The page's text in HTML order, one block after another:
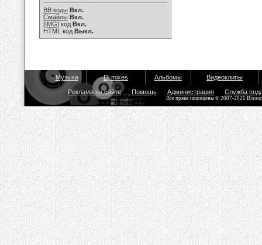
BB коды Вкл.
Смайлы Вкл.
[IMG] код Вкл.
HTML код Выкл.
Музыка Dj mixes Альбомы Видеоклипы
Реклама на сайте Помощь Администрация Служба
Все права защищены © 2007-2026